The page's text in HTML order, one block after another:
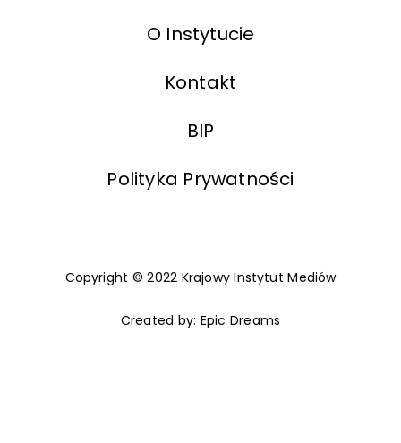
O Instytucie
Kontakt
BIP
Polityka Prywatności
Copyright © 2022 Krajowy Instytut Mediów
Created by: Epic Dreams